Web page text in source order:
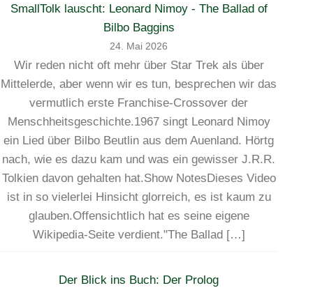
SmallTolk lauscht: Leonard Nimoy - The Ballad of
Bilbo Baggins
24. Mai 2026
Wir reden nicht oft mehr über Star Trek als über
Mittelerde, aber wenn wir es tun, besprechen wir das
vermutlich erste Franchise-Crossover der
Menschheitsgeschichte.1967 singt Leonard Nimoy
ein Lied über Bilbo Beutlin aus dem Auenland. Hörtg
nach, wie es dazu kam und was ein gewisser J.R.R.
Tolkien davon gehalten hat.Show NotesDieses Video
ist in so vielerlei Hinsicht glorreich, es ist kaum zu
glauben.Offensichtlich hat es seine eigene
Wikipedia-Seite verdient."The Ballad […]
Der Blick ins Buch: Der Prolog